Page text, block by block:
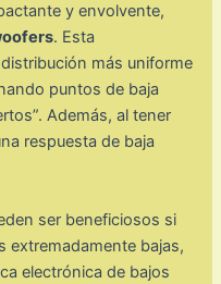
y envolvente,
. Esta
más uniforme
puntos de baja
Además, al tener
respuesta de baja
ser beneficiosos si
extremadamente bajas,
electrónica de bajos